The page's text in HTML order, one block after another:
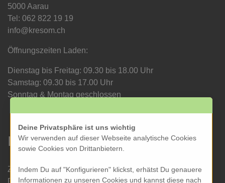
5000 Aarau
Tel: 062 822 19 19
info@kresom.ch
Öffnungszeiten Laden:
Dienstag bis Freitag: 09.30 bis 18.00 Uhr
Samstag: 09.30 bis 17.00 Uhr
Sonntag & Montag geschlossen
Informationen
Zahlung und Versand
Datenschutz
Deine Privatsphäre ist uns wichtig
Wir verwenden auf dieser Webseite analytische Cookies
sowie Cookies von Drittanbietern.
Indem Du auf "Konfigurieren" klickst, erhätst Du genauere
Informationen zu unseren Cookies und kannst diese nach